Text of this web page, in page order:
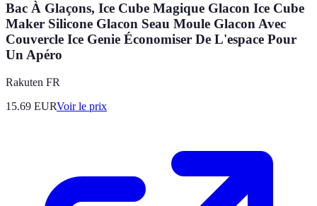
Bac À Glaçons, Ice Cube Magique Glacon Ice Cube
Maker Silicone Glacon Seau Moule Glacon Avec
Couvercle Ice Genie Économiser De L'espace Pour
Un Apéro
Rakuten FR
15.69 EURVoir le prix